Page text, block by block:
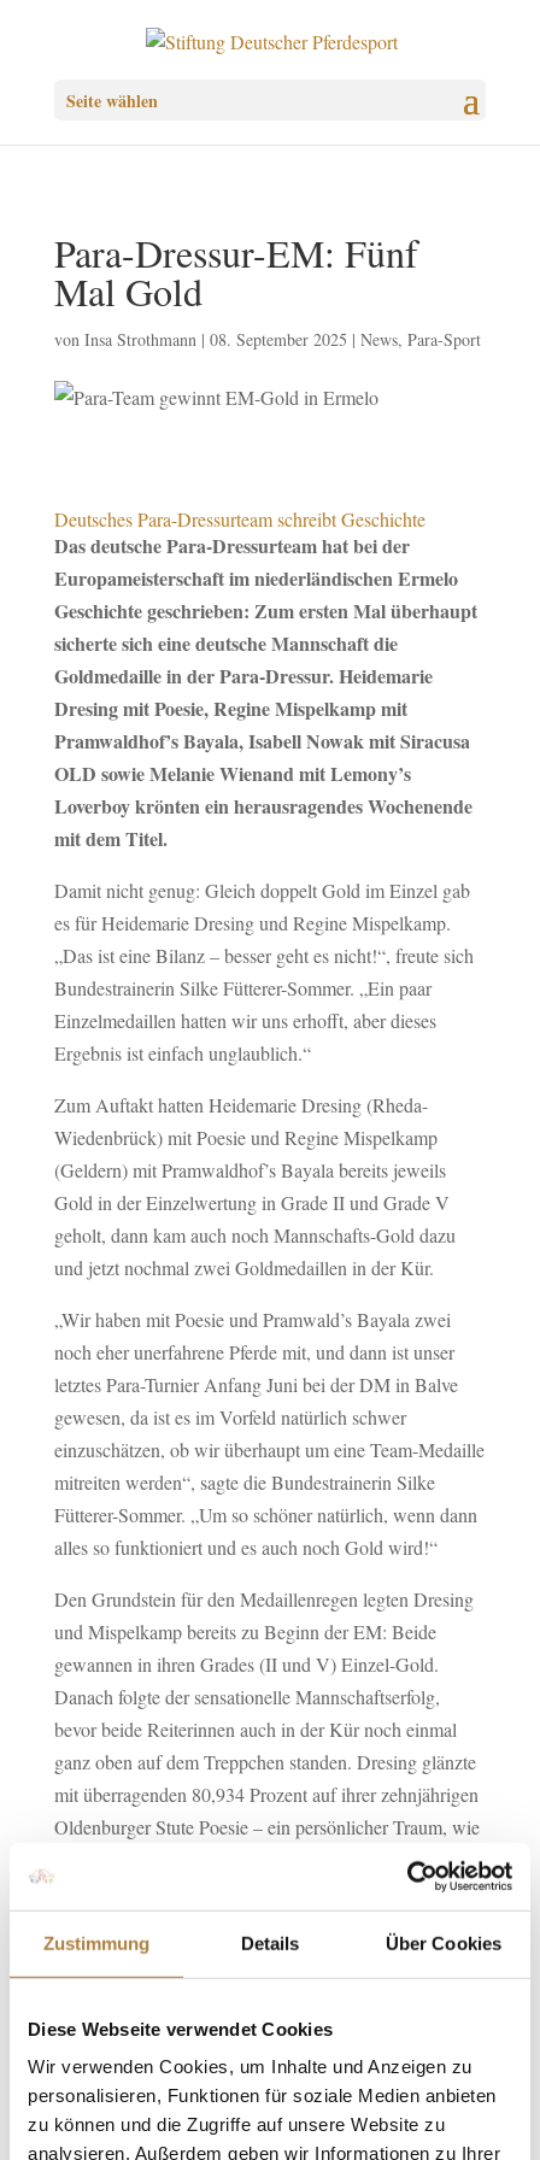
Zustimmung Details Über Cookies
Diese Webseite verwendet Cookies
Wir verwenden Cookies, um Inhalte und Anzeigen zu
personalisieren, Funktionen für soziale Medien anbieten
zu können und die Zugriffe auf unsere Website zu
analysieren. Außerdem geben wir Informationen zu Ihrer
Seite wählen
Para-Dressur-EM: Fünf
Mal Gold
von Insa Strothmann| 08. September 2025 | News, Para-Sport
Deutsches Para-Dressurteam schreibt Geschichte
Das deutsche Para-Dressurteam hat bei der
Europameisterschaft im niederländischen Ermelo
Geschichte geschrieben: Zum ersten Mal überhaupt
sicherte sich eine deutsche Mannschaft die
Goldmedaille in der Para-Dressur. Heidemarie
Dresing mit Poesie, Regine Mispelkamp mit
Pramwaldhof’s Bayala, Isabell Nowak mit Siracusa
OLD sowie Melanie Wienand mit Lemony’s
Loverboy krönten ein herausragendes Wochenende
mit dem Titel.
Damit nicht genug: Gleich doppelt Gold im Einzel gab
es für Heidemarie Dresing und Regine Mispelkamp.
„Das ist eine Bilanz – besser geht es nicht!“, freute sich
Bundestrainerin Silke Fütterer-Sommer. „Ein paar
Einzelmedaillen hatten wir uns erhofft, aber dieses
Ergebnis ist einfach unglaublich.“
Zum Auftakt hatten Heidemarie Dresing (Rheda-
Wiedenbrück) mit Poesie und Regine Mispelkamp
(Geldern) mit Pramwaldhof’s Bayala bereits jeweils
Gold in der Einzelwertung in Grade II und Grade V
geholt, dann kam auch noch Mannschafts-Gold dazu
und jetzt nochmal zwei Goldmedaillen in der Kür.
„Wir haben mit Poesie und Pramwald’s Bayala zwei
noch eher unerfahrene Pferde mit, und dann ist unser
letztes Para-Turnier Anfang Juni bei der DM in Balve
gewesen, da ist es im Vorfeld natürlich schwer
einzuschätzen, ob wir überhaupt um eine Team-Medaille
mitreiten werden“, sagte die Bundestrainerin Silke
Fütterer-Sommer. „Um so schöner natürlich, wenn dann
alles so funktioniert und es auch noch Gold wird!“
Den Grundstein für den Medaillenregen legten Dresing
und Mispelkamp bereits zu Beginn der EM: Beide
gewannen in ihren Grades (II und V) Einzel-Gold.
Danach folgte der sensationelle Mannschaftserfolg,
bevor beide Reiterinnen auch in der Kür noch einmal
ganz oben auf dem Treppchen standen. Dresing glänzte
mit überragenden 80,934 Prozent auf ihrer zehnjährigen
Oldenburger Stute Poesie – ein persönlicher Traum, wie
sie selbst verriet. Auch Mispelkamp überzeugte mit
Pramwaldhof’s Bayala und siegte in der Kür mit 77,700
„Mit Poesie und Pramwald’s Bayala sind wir mit zwei
seit der DM in Balve kein Para-Turnier mehr bestritten.
Deshalb war völlig offen, ob wir überhaupt Chancen auf
eine Teammedaille haben würden“, erklärte Fütterer-
Sommer. „Dass am Ende alles so perfekt zusammenläuft
und wir mit Gold nach Hause fahren, ist einfach